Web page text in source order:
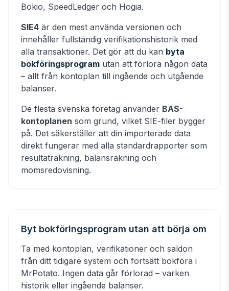
Bokio, SpeedLedger och Hogia.
SIE4 är den mest använda versionen och
innehåller fullständig verifikationshistorik med
alla transaktioner. Det gör att du kan byta
bokföringsprogram utan att förlora någon data
– allt från kontoplan till ingående och utgående
balanser.
De flesta svenska företag använder BAS-
kontoplanen som grund, vilket SIE-filer bygger
på. Det säkerställer att din importerade data
direkt fungerar med alla standardrapporter som
resultaträkning, balansräkning och
momsredovisning.
Byt bokföringsprogram utan att börja om
Ta med kontoplan, verifikationer och saldon
från ditt tidigare system och fortsätt bokföra i
MrPotato. Ingen data går förlorad – varken
historik eller ingående balanser.